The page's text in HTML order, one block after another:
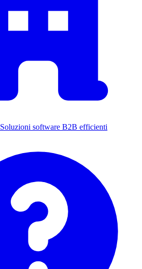
Soluzioni software B2B efficienti